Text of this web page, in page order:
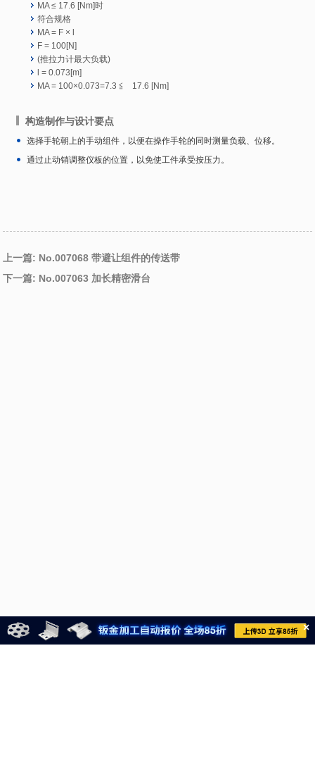
MA ≤ 17.6 [Nm]时
符合规格
MA = F × l
F = 100[N]
(推拉力计最大负载)
l = 0.073[m]
MA = 100×0.073=7.3 ≦ 17.6 [Nm]
构造制作与设计要点
选择手轮朝上的手动组件，以便在操作手轮的同时测量负载、位移。
通过止动销调整仪板的位置，以免使工件承受按压力。
上一篇: No.007068 带避让组件的传送带
下一篇: No.007063 加长精密滑台
×